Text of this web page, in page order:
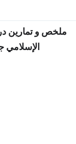
ملخص و تمارين